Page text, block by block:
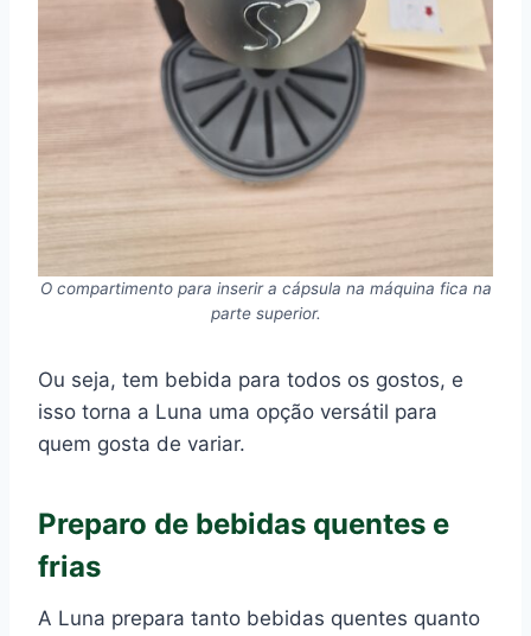
O compartimento para inserir a cápsula na máquina fica na
parte superior.
Ou seja, tem bebida para todos os gostos, e
isso torna a Luna uma opção versátil para
quem gosta de variar.
Preparo de bebidas quentes e
frias
A Luna prepara tanto bebidas quentes quanto